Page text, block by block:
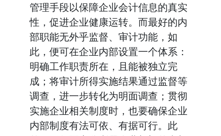
管理手段以保障企业会计信息的真实
性，促进企业健康运转。而最好的内
部职能无外乎监督、审计功能，如
此，便可在企业内部设置一个体系：
明确工作职责所在，且能被独立完
成；将审计所得实施结果通过监督等
调查，进一步转化为明面调查；贯彻
实施企业相关制度时，也要确保企业
内部制度有法可依、有据可行。此